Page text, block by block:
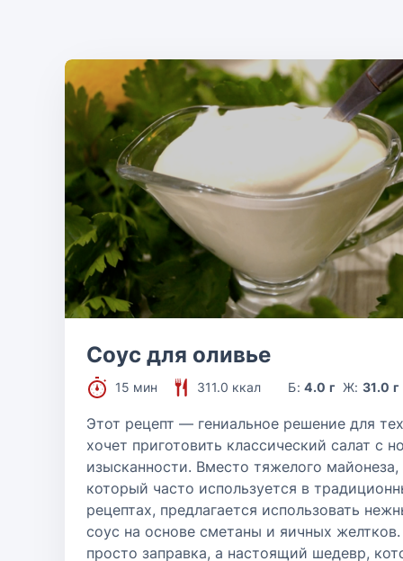
Соус для оливье
15 мин 311.0 ккал Б:4.0 г Ж:31.0 г
Этот рецепт — гениальное решение для
хочет приготовить классический салат с
изысканности. Вместо тяжелого майонеза,
который часто используется в
рецептах, предлагается использовать
соус на основе сметаны и яичных
просто заправка, а настоящий шедевр,